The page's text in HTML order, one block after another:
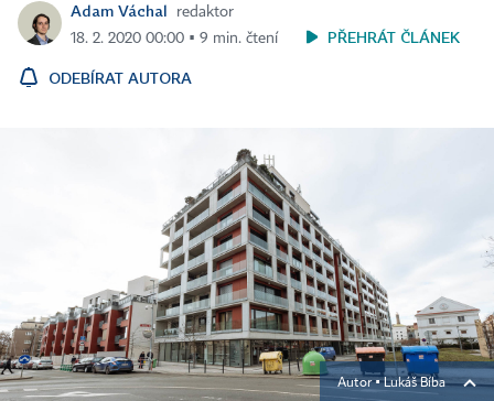
Adam Váchal
redaktor
18. 2. 2020 00:00 ▪ 9 min. čtení
PŘEHRÁT ČLÁNEK
ODEBÍRAT AUTORA
Autor ▪Lukáš Bíba